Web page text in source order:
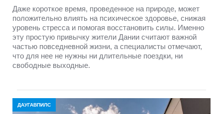
Даже короткое время, проведенное на природе, может
положительно влиять на психическое здоровье, снижая
уровень стресса и помогая восстановить силы. Именно
эту простую привычку жители Дании считают важной
частью повседневной жизни, а специалисты отмечают,
что для нее не нужны ни длительные поездки, ни
свободные выходные.
ДАУГАВПИЛС